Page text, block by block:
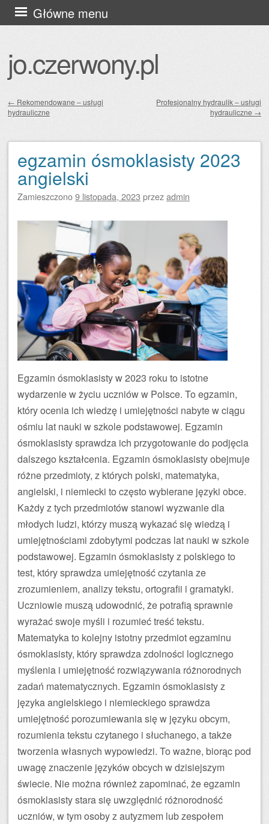
jo.czerwony.pl
Główne menu
Przejdź
do
Zobacz wpisy
← Rekomendowane – usługi
hydrauliczne
Profesjonalny hydraulik – usługi
hydrauliczne →
egzamin ósmoklasisty 2023
angielski
Zamieszczono9 listopada, 2023 przezadmin
Egzamin ósmoklasisty w 2023 roku to istotne
wydarzenie w życiu uczniów w Polsce. To egzamin,
który ocenia ich wiedzę i umiejętności nabyte w ciągu
ośmiu lat nauki w szkole podstawowej. Egzamin
ósmoklasisty sprawdza ich przygotowanie do podjęcia
dalszego kształcenia. Egzamin ósmoklasisty obejmuje
różne przedmioty, z których polski, matematyka,
angielski, i niemiecki to często wybierane języki obce.
Każdy z tych przedmiotów stanowi wyzwanie dla
młodych ludzi, którzy muszą wykazać się wiedzą i
umiejętnościami zdobytymi podczas lat nauki w szkole
podstawowej. Egzamin ósmoklasisty z polskiego to
test, który sprawdza umiejętność czytania ze
zrozumieniem, analizy tekstu, ortografii i gramatyki.
Uczniowie muszą udowodnić, że potrafią sprawnie
wyrażać swoje myśli i rozumieć treść tekstu.
Matematyka to kolejny istotny przedmiot egzaminu
ósmoklasisty, który sprawdza zdolności logicznego
myślenia i umiejętność rozwiązywania różnorodnych
zadań matematycznych. Egzamin ósmoklasisty z
języka angielskiego i niemieckiego sprawdza
umiejętność porozumiewania się w języku obcym,
rozumienia tekstu czytanego i słuchanego, a także
tworzenia własnych wypowiedzi. To ważne, biorąc pod
uwagę znaczenie języków obcych w dzisiejszym
świecie. Nie można również zapominać, że egzamin
ósmoklasisty stara się uwzględnić różnorodność
uczniów, w tym osoby z autyzmem lub zespołem